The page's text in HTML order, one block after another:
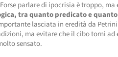
parlare di ipocrisia è troppo, ma
tra quanto predicato e
lasciata in eredità da
ma evitare che il cibo torni ad
sensato.